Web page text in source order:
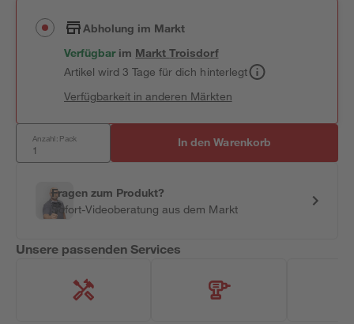
Abholung im Markt
Verfügbar im MarktTroisdorf
Artikel wird 3 Tage für dich hinterlegt
Verfügbarkeit in anderen Märkten
Anzahl: Pack In den Warenkorb
Fragen zum Produkt?
Sofort-Videoberatung aus dem Markt
Unsere passenden Services